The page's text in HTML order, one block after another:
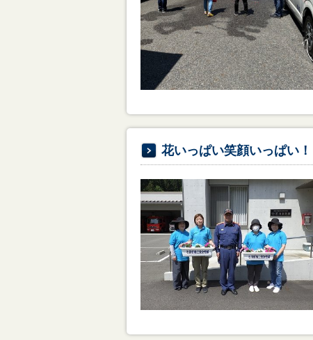
花いっぱい笑顔いっぱい！